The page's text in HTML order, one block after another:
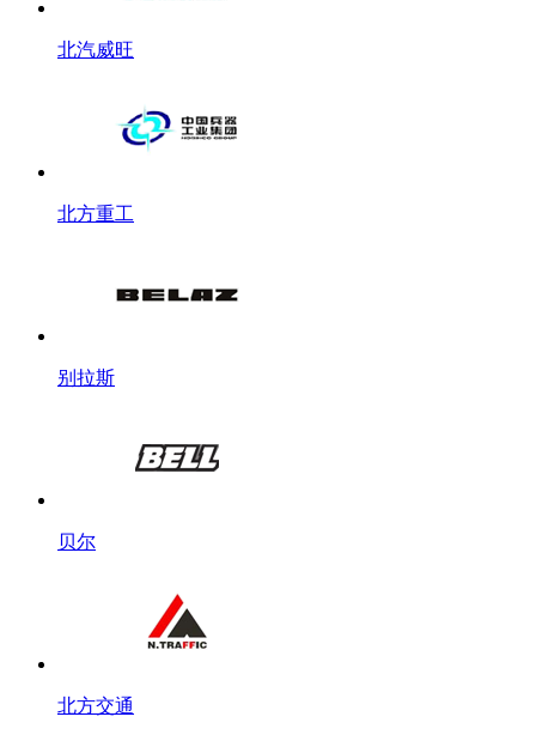
北汽威旺
北方重工
别拉斯
贝尔
北方交通